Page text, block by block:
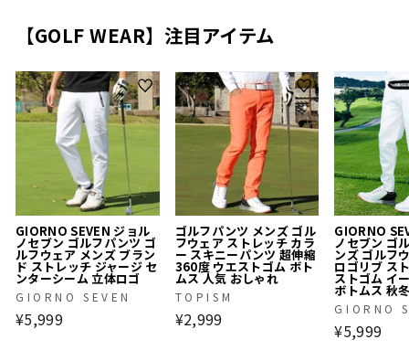
【GOLF WEAR】注目アイテム
GIORNO SEVEN ジョル
ノセブン ゴルフパンツ ゴ
ルフウェア メンズ ブラン
ド ストレッチ ジャージ セ
ンターシーム 立体ロゴ
GIORNO SEVEN
¥5,999
ゴルフパンツ メンズ ゴル
フウェア ストレッチ カラ
ー スキニーパンツ 超伸縮
360度 ウエストゴム ボト
ムス 人気 おしゃれ
TOPISM
¥2,999
GIORNO
ノセブン ゴ
ンズ ゴルフ
ロゴリブ ス
ストゴム イ
ボトムス 秋
GIORNO
¥5,999